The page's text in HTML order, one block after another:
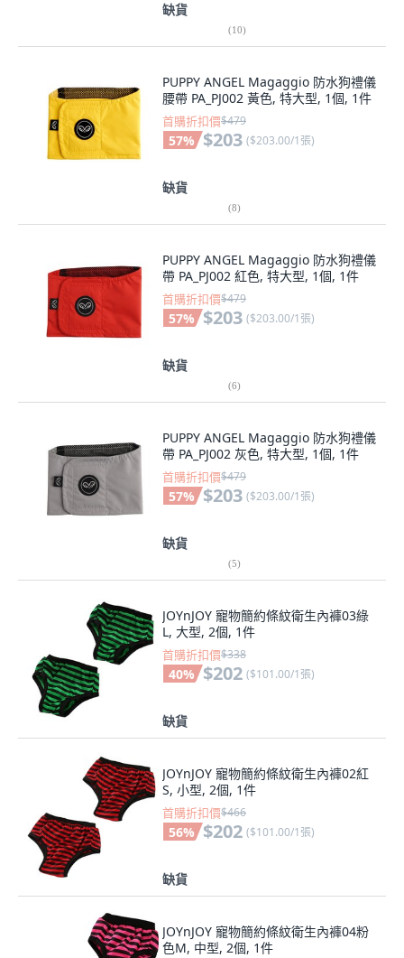
缺貨
(10)
PUPPY ANGEL Magaggio 防水狗禮儀
腰帶 PA_PJ002 黃色, 特大型, 1個, 1件
首購折扣價$479
57% $203 ($203.00/1張)
缺貨
(8)
PUPPY ANGEL Magaggio 防水狗禮儀
帶 PA_PJ002 紅色, 特大型, 1個, 1件
首購折扣價$479
57% $203 ($203.00/1張)
缺貨
(6)
PUPPY ANGEL Magaggio 防水狗禮儀
帶 PA_PJ002 灰色, 特大型, 1個, 1件
首購折扣價$479
57% $203 ($203.00/1張)
缺貨
(5)
JOYnJOY 寵物簡約條紋衛生內褲03綠
L, 大型, 2個, 1件
首購折扣價$338
40% $202 ($101.00/1張)
缺貨
JOYnJOY 寵物簡約條紋衛生內褲02紅
S, 小型, 2個, 1件
首購折扣價$466
56% $202 ($101.00/1張)
缺貨
JOYnJOY 寵物簡約條紋衛生內褲04粉
色M, 中型, 2個, 1件